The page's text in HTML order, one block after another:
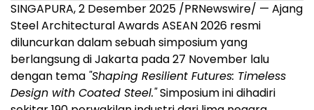
SINGAPURA, 2 Desember 2025 /PRNewswire/ — Ajang
Steel Architectural Awards ASEAN 2026 resmi
diluncurkan dalam sebuah simposium yang
berlangsung diJakarta pada 27 November lalu
dengan tema "Shaping Resilient Futures: Timeless
Design with Coated Steel."Simposium ini dihadiri